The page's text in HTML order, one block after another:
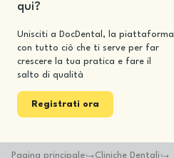
qui?
Unisciti a DocDental, la piattaforma
con tutto ciò che ti serve per far
crescere la tua pratica e fare il
salto di qualità
Registrati ora
Pagina principale
Cliniche Dentali